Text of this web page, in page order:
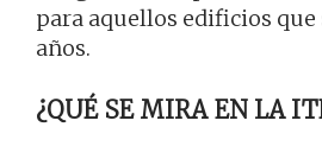
para aquellos edificios
años.
¿QUÉ SE MIRA EN LA